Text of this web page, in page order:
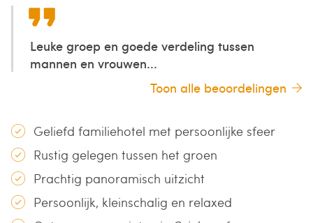
Leuke groep en goede verdeling tussen
mannen en vrouwen...
Toon alle beoordelingen
Geliefd familiehotel met persoonlijke sfeer
Rustig gelegen tussen het groen
Prachtig panoramisch uitzicht
Persoonlijk, kleinschalig en relaxed